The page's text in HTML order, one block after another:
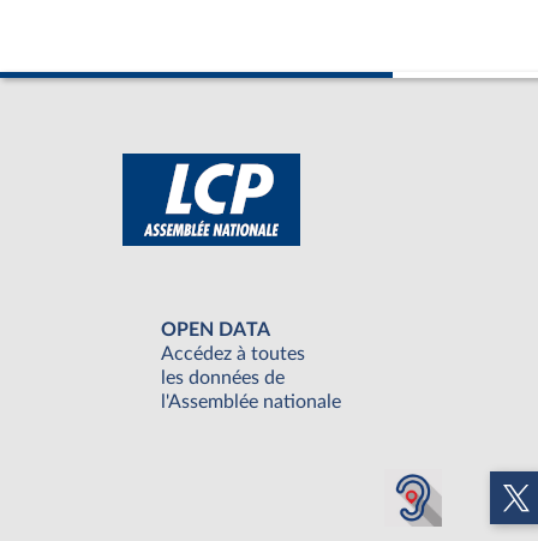
OPEN DATA
Accédez à toutes
les données de
l'Assemblée nationale